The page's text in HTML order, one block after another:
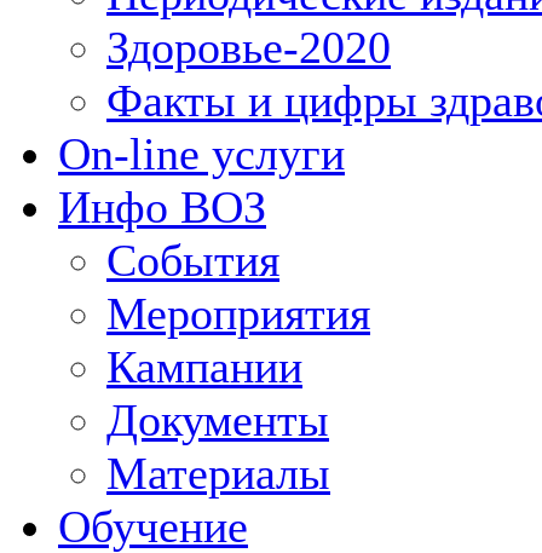
Здоровье-2020
Факты и цифры
On-line услуги
Инфо ВОЗ
События
Мероприятия
Кампании
Документы
Материалы
Обучение